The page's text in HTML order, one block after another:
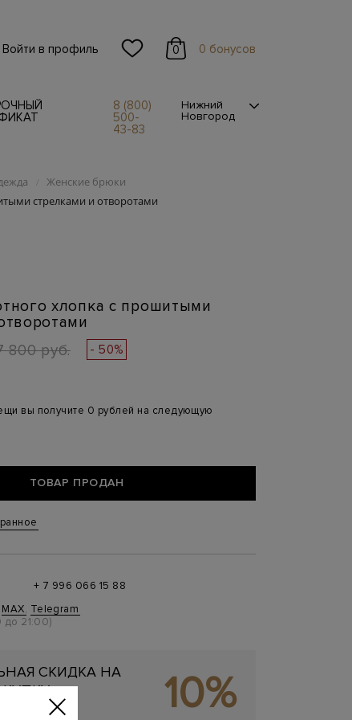
Войти в профиль 0 0 бонусов
8 (800)
500-
43-83
Нижний
Новгород
/ Женские брюки
стрелками и отворотами
хлопка с прошитыми
800 руб. - 50%
вы получите 0 рублей на следующую
ТОВАР ПРОДАН
+ 7 996 066 15 88
MAX, Telegram
до 21:00)
СКИДКА НА
10%